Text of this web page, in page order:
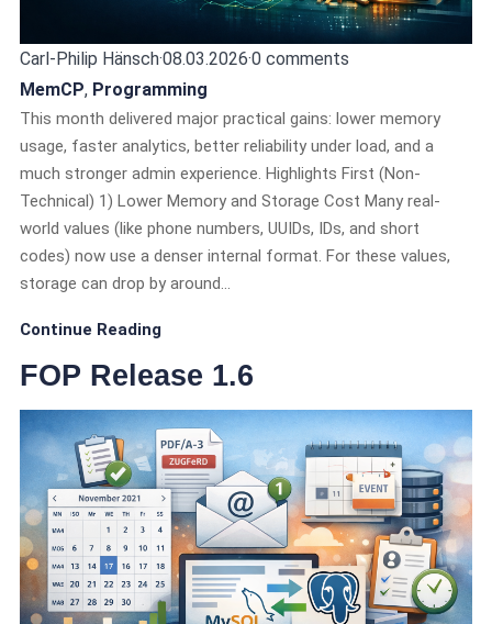
Carl-Philip Hänsch·08.03.2026·0 comments
MemCP, Programming
This month delivered major practical gains: lower memory
usage, faster analytics, better reliability under load, and a
much stronger admin experience. Highlights First (Non-
Technical) 1) Lower Memory and Storage Cost Many real-
world values (like phone numbers, UUIDs, IDs, and short
codes) now use a denser internal format. For these values,
storage can drop by around…
Continue Reading
FOP Release 1.6